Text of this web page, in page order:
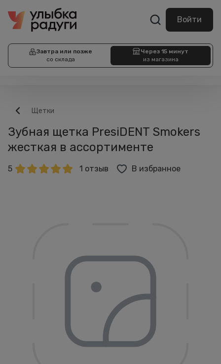
Войти
Завтра или позже
со склада
Через 15 минут
из магазина
Щетки
Зубная щетка PresiDENT Smokers
жесткая в ассортименте
5 1 отзыв В избранное